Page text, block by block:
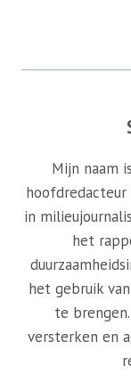
Mijn naam
hoofdredacteur
in
het
het gebruik
te
versterken en